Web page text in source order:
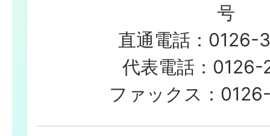
号
直通電話：0126-
代表電話：0126-
ファックス：